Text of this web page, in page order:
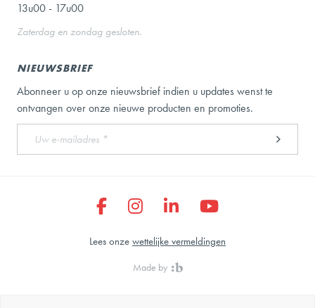
13u00 - 17u00
Zaterdag en zondag gesloten.
NIEUWSBRIEF
Abonneer u op onze nieuwsbrief indien u updates wenst te
ontvangen over onze nieuwe producten en promoties.
Made by
Lees onze wettelijke vermeldingen